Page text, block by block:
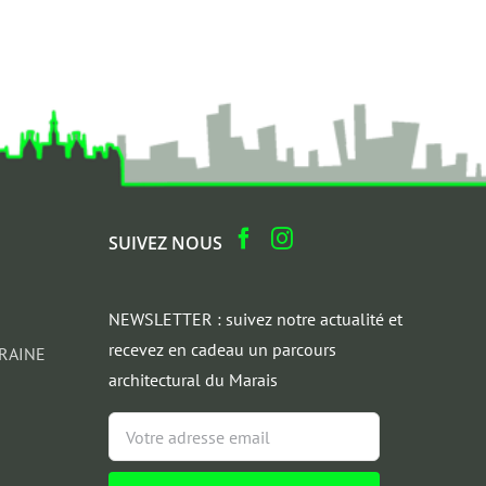
SUIVEZ NOUS
NEWSLETTER : suivez notre actualité et
recevez en cadeau un parcours
architectural du Marais
Email
*